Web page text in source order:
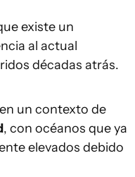
existe un
al actual
décadas atrás.
un contexto de
, con océanos que ya
elevados debido